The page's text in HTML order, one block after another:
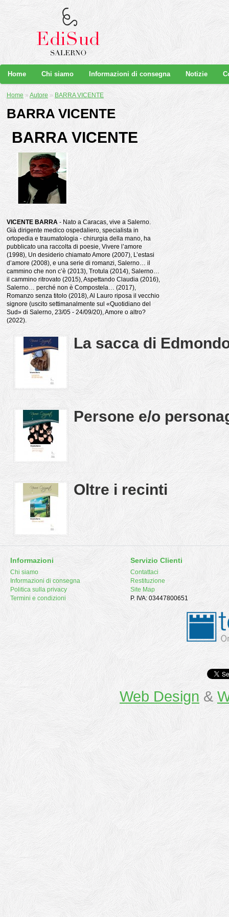
Home Chi siamo Informazioni di consegna Notizie
Home » Autore » BARRA VICENTE
BARRA VICENTE
BARRA VICENTE
VICENTE BARRA - Nato a Caracas, vive a Salerno.
Già dirigente medico ospedaliero, specialista in
ortopedia e traumatologia - chirurgia della mano, ha
pubblicato una raccolta di poesie, Vivere l’amore
(1998), Un desiderio chiamato Amore (2007), L’estasi
d’amore (2008), e una serie di romanzi, Salerno… il
cammino che non c’è (2013), Trotula (2014), Salerno…
il cammino ritrovato (2015), Aspettando Claudia (2016),
Salerno… perché non è Compostela… (2017),
Romanzo senza titolo (2018), Al Lauro riposa il vecchio
signore (uscito settimanalmente sul «Quotidiano del
Sud» di Salerno, 23/05 - 24/09/20), Amore o altro?
(2022).
La sacca di
Persone e/o
Oltre i recinti
Informazioni
Chi siamo
Informazioni di consegna
Politica sulla privacy
Termini e condizioni
Servizio Clienti
Contattaci
Restituzione
Site Map
P. IVA: 03447800651
Web Design &